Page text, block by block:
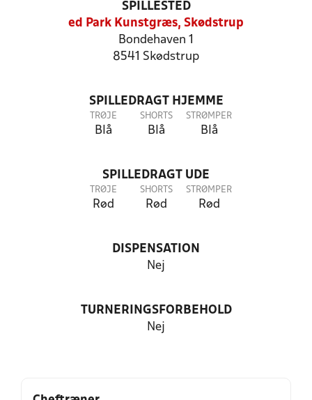
SPILLESTED
ed Park Kunstgræs, Skødstrup
Bondehaven 1
8541 Skødstrup
SPILLEDRAGT HJEMME
TRØJE
Blå
SHORTS
Blå
STRØMPER
Blå
SPILLEDRAGT UDE
TRØJE
Rød
SHORTS
Rød
STRØMPER
Rød
DISPENSATION
Nej
TURNERINGSFORBEHOLD
Nej